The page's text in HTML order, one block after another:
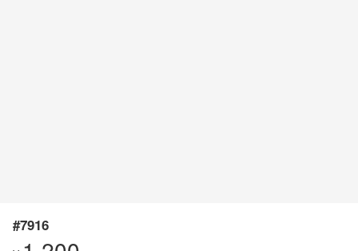
#7916